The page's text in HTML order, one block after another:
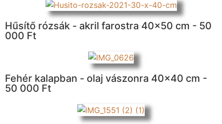
Hűsítő rózsák - akril farostra 40x50 cm - 50
000 Ft
Fehér kalapban - olaj vászonra 40x40 cm -
50 000 Ft